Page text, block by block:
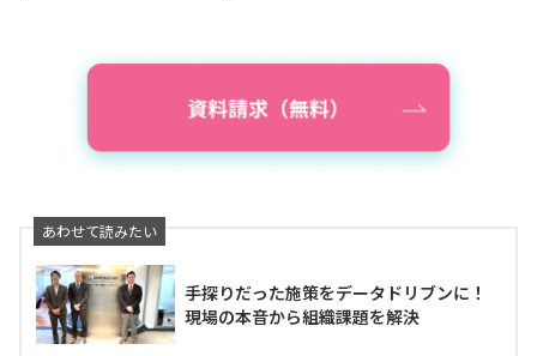
手探りだった施策をデータドリブンに！
現場の本音から組織課題を解決